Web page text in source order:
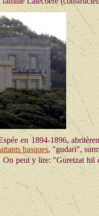
en 1894-1896,
basques, "gudari",
On peut y lire: "Guretzat